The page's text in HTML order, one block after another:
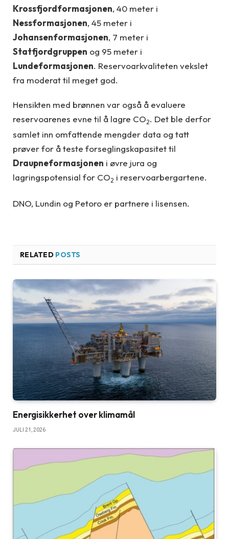
Krossfjordformasjonen, 40 meter i
Nessformasjonen, 45 meter i
Johansenformasjonen, 7 meter i
Statfjordgruppen og 95 meter i
Lundeformasjonen. Reservoarkvaliteten vekslet
fra moderat til meget god.
Hensikten med brønnen var også å evaluere
reservoarenes evne til å lagre CO2. Det ble derfor
samlet inn omfattende mengder data og tatt
prøver for å teste forseglingskapasitet til
Draupneformasjonen i øvre jura og
lagringspotensial for CO2 i reservoarbergartene.
DNO, Lundin og Petoro er partnere i lisensen.
RELATED POSTS
Energisikkerhet over klimamål
JULI 21, 2026